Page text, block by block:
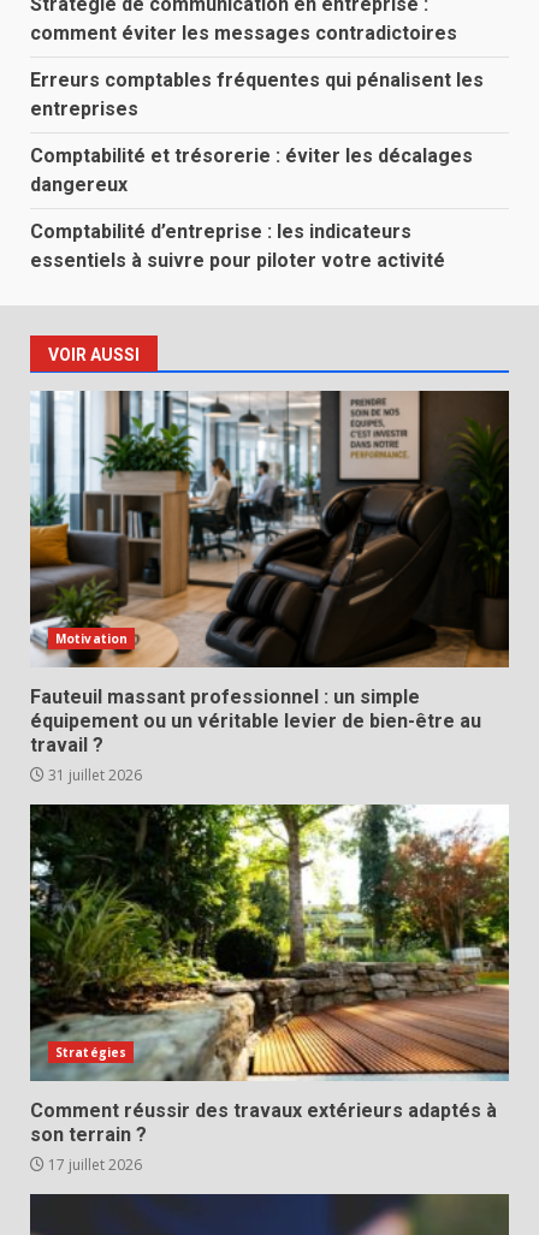
comment éviter les messages contradictoires
Erreurs comptables fréquentes qui pénalisent les
entreprises
Comptabilité et trésorerie : éviter les décalages
dangereux
Comptabilité d’entreprise : les indicateurs
essentiels à suivre pour piloter votre activité
VOIR AUSSI
Motivation
Fauteuil massant professionnel : un simple
équipement ou un véritable levier de bien-être au
travail ?
31 juillet 2026
Stratégies
Comment réussir des travaux extérieurs adaptés à
son terrain ?
17 juillet 2026